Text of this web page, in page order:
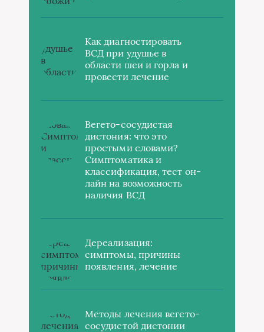
Как диагностировать
ВСД при удушье в
области шеи и горла и
провести лечение
Вегето-сосудистая
дистония: что это
простыми словами?
Симптоматика и
классификация, тест он-
лайн на возможность
наличия ВСД
Дереализация:
симптомы, причины
появления, лечение
Методы лечения вегето-
сосудистой дистонии